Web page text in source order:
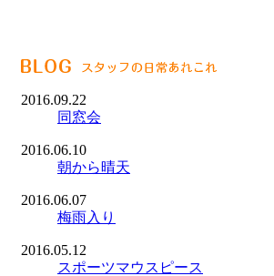
2016.09.22
同窓会
2016.06.10
朝から晴天
2016.06.07
梅雨入り
2016.05.12
スポーツマウスピース